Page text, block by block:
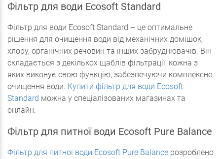
Фільтр для води Ecosoft Standard
Фільтр для води Ecosoft Standard – це оптимальне
рішення для очищення води від механічних домішок,
хлору, органічних речовин та інших забруднювачів. Він
складається з декількох щаблів фільтрації, кожна з
яких виконує свою функцію, забезпечуючи комплексне
очищення води. Купити фільтр для води Ecosoft
Standard можна у спеціалізованих магазинах та
онлайн.
Фільтр для питної води Ecosoft Pure Balance
Фільтр для питної води Ecosoft Pure Balance розроблено